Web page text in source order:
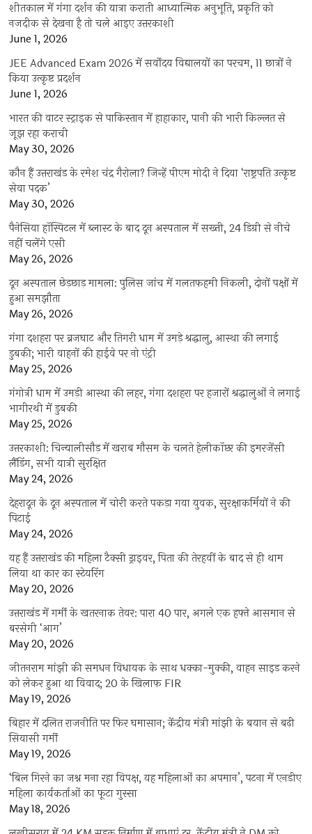
शीतकाल में गंगा दर्शन की यात्रा कराती आध्यात्मिक अनुभूति, प्रकृति को
नजदीक से देखना है तो चले आइए उत्तरकाशी
June 1, 2026
JEE Advanced Exam 2026 में सर्वोदय विद्यालयों का परचम, 11 छात्रों ने
किया उत्कृष्ट प्रदर्शन
June 1, 2026
भारत की वाटर स्ट्राइक से पाकिस्तान में हाहाकार, पानी की भारी किल्लत से
जूझ रहा कराची
May 30, 2026
कौन हैं उत्तराखंड के रमेश चंद्र गैरोला? जिन्हें पीएम मोदी ने दिया ‘राष्ट्रपति उत्कृष्ट
सेवा पदक’
May 30, 2026
पैनेसिया हॉस्पिटल में ब्लास्ट के बाद दून अस्पताल में सख्ती, 24 डिग्री से नीचे
नहीं चलेंगे एसी
May 26, 2026
दून अस्पताल छेड़छाड़ मामला: पुलिस जांच में गलतफहमी निकली, दोनों पक्षों में
हुआ समझौता
May 26, 2026
गंगा दशहरा पर ब्रजघाट और तिगरी धाम में उमड़े श्रद्धालु, आस्था की लगाई
डुबकी; भारी वाहनों की हाईवे पर नो एंट्री
May 25, 2026
गंगोत्री धाम में उमड़ी आस्था की लहर, गंगा दशहरा पर हजारों श्रद्धालुओं ने लगाई
भागीरथी में डुबकी
May 25, 2026
उत्तरकाशी: चिन्यालीसौड़ में खराब मौसम के चलते हेलीकॉप्टर की इमरजेंसी
लैंडिंग, सभी यात्री सुरक्षित
May 24, 2026
देहरादून के दून अस्पताल में चोरी करते पकड़ा गया युवक, सुरक्षाकर्मियों ने की
पिटाई
May 24, 2026
यह हैं उत्तराखंड की महिला टैक्सी ड्राइवर, पिता की तेरहवीं के बाद से ही थाम
लिया था कार का स्टेयरिंग
May 20, 2026
उत्तराखंड में गर्मी के खतरनाक तेवर: पारा 40 पार, अगले एक हफ्ते आसमान से
बरसेगी ‘आग’
May 20, 2026
जीतनराम मांझी की समधन विधायक के साथ धक्का-मुक्की, वाहन साइड करने
को लेकर हुआ था विवाद; 20 के खिलाफ FIR
May 19, 2026
बिहार में दलित राजनीति पर फिर घमासान; केंद्रीय मंत्री मांझी के बयान से बढ़ी
सियासी गर्मी
May 19, 2026
‘बिल गिरने का जश्न मना रहा विपक्ष, यह महिलाओं का अपमान’, पटना में एनडीए
महिला कार्यकर्ताओं का फूटा गुस्सा
May 18, 2026